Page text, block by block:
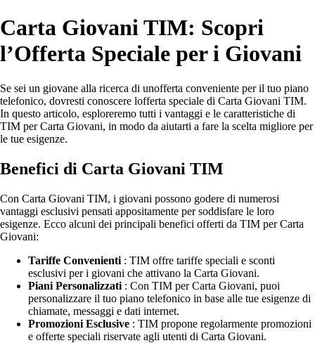
Carta Giovani TIM: Scopri
l’Offerta Speciale per i Giovani
Se sei un giovane alla ricerca di unofferta conveniente per il tuo piano
telefonico, dovresti conoscere lofferta speciale di Carta Giovani TIM.
In questo articolo, esploreremo tutti i vantaggi e le caratteristiche di
TIM per Carta Giovani, in modo da aiutarti a fare la scelta migliore per
le tue esigenze.
Benefici di Carta Giovani TIM
Con Carta Giovani TIM, i giovani possono godere di numerosi
vantaggi esclusivi pensati appositamente per soddisfare le loro
esigenze. Ecco alcuni dei principali benefici offerti da TIM per Carta
Giovani:
Tariffe Convenienti : TIM offre tariffe speciali e sconti
esclusivi per i giovani che attivano la Carta Giovani.
Piani Personalizzati : Con TIM per Carta Giovani, puoi
personalizzare il tuo piano telefonico in base alle tue esigenze di
chiamate, messaggi e dati internet.
Promozioni Esclusive : TIM propone regolarmente promozioni
e offerte speciali riservate agli utenti di Carta Giovani.